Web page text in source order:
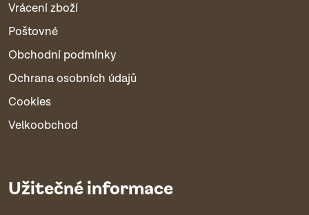
Vrácení zboží
Poštovné
Obchodní podmínky
Ochrana osobních údajů
Cookies
Velkoobchod
Užitečné informace